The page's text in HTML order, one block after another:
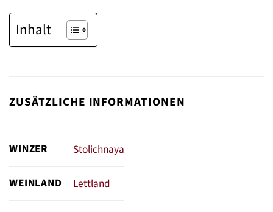
Inhalt
ZUSÄTZLICHE INFORMATIONEN
WINZER Stolichnaya
WEINLAND Lettland